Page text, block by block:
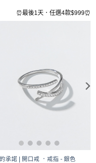
⏰最後1天．任選4款$999⏰
承諾 | 開口戒 ．戒指 - 銀色